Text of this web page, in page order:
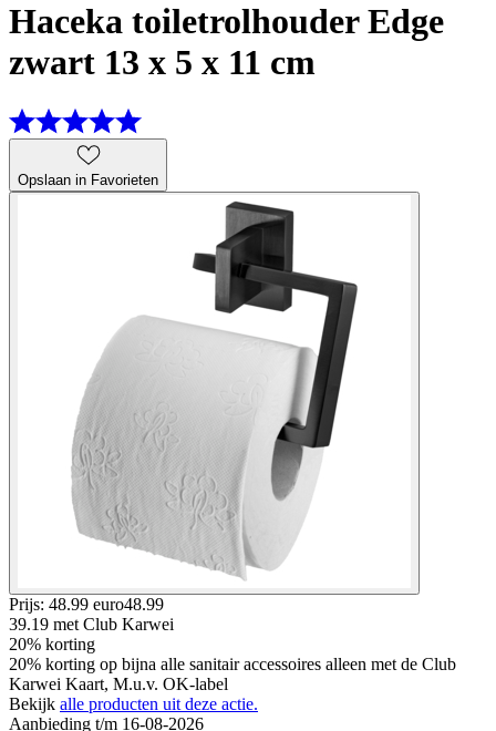
Haceka toiletrolhouder Edge
zwart 13 x 5 x 11 cm
Opslaan in Favorieten
Prijs: 48.99 euro48.99
39.19 met Club Karwei
20% korting
20% korting op bijna alle sanitair accessoires alleen met de Club
Karwei Kaart, M.u.v. OK-label
Bekijk alle producten uit deze actie.
Aanbieding t/m 16-08-2026